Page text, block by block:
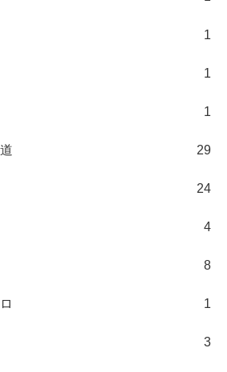
1
1
1
29
24
4
8
1
3